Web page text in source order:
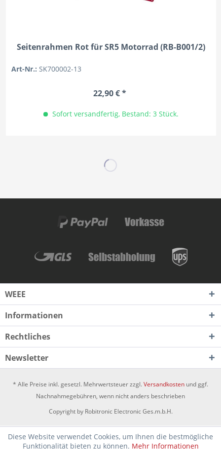
Seitenrahmen Rot für SR5 Motorrad (RB-B001/2)
Art-Nr.:SK700002-13
22,90 € *
Sofort versandfertig, Bestand: 3 Stück.
WEEE
Informationen
Rechtliches
Newsletter
* Alle Preise inkl. gesetzl. Mehrwertsteuer zzgl.Versandkosten und ggf.
Nachnahmegebühren, wenn nicht anders beschrieben
Copyright by Robitronic Electronic Ges.m.b.H.
Diese Website verwendet Cookies, um Ihnen die bestmögliche
Funktionalität bieten zu können. Mehr Informationen